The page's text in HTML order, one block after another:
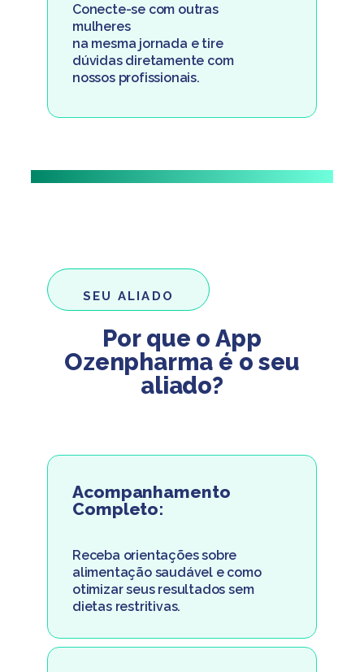
Conecte-se com outras
mulheres
na mesma jornada e tire
dúvidas diretamente com
nossos profissionais.
SEU ALIADO
Por que o App
Ozenpharma é o seu
aliado?
Acompanhamento
Completo:
Receba orientações sobre
alimentação saudável e como
otimizar seus resultados sem
dietas restritivas.